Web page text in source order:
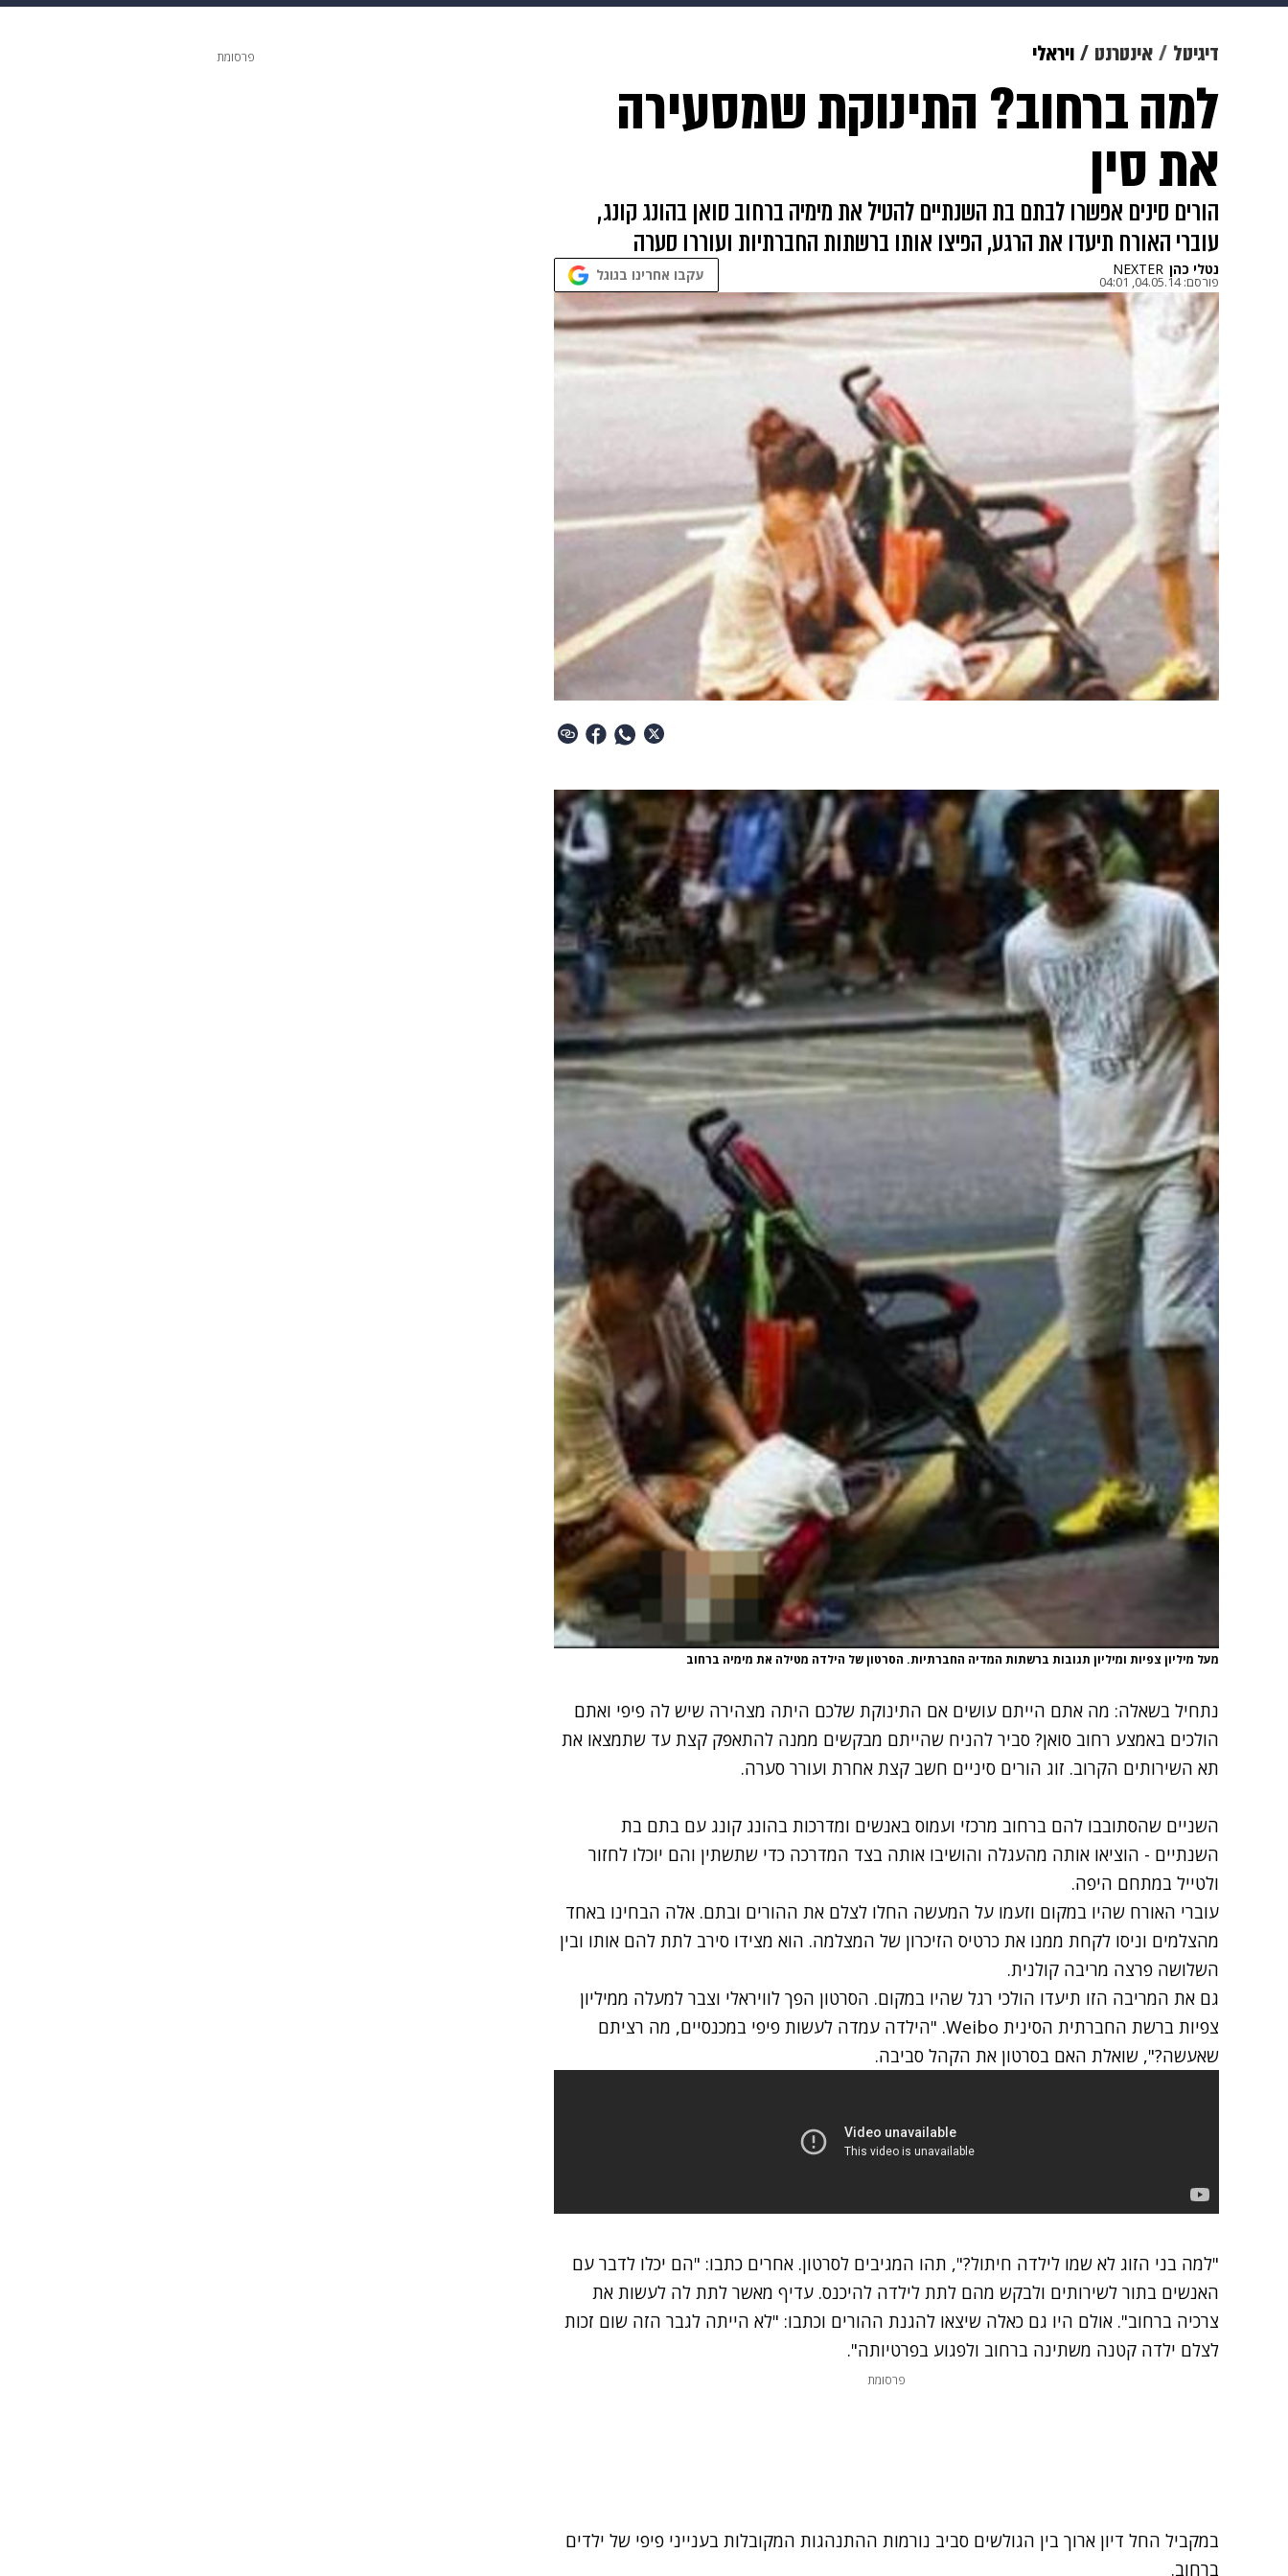
מוזיקה
דיגיטל גאווה משפט תשעה חודשים מתכונים
דיגיטל אינטרנט ויראלי
למה ברחוב? התינוקת שמסעירה
את סין
הורים סינים אפשרו לבתם בת השנתיים להטיל את מימיה ברחוב סואן בהונג קונג,
עוברי האורח תיעדו את הרגע, הפיצו אותו ברשתות החברתיות ועוררו סערה
נטלי כהן NEXTER
פורסם:04.05.14, 04:01 עקבו אחרינו בגוגל
מעל מיליון צפיות ומיליון תגובות ברשתות המדיה החברתיות. הסרטון של הילדה מטילה את מימיה ברחוב
נתחיל בשאלה: מה אתם הייתם עושים אם התינוקת שלכם היתה מצהירה שיש לה פיפי ואתם
הולכים באמצע רחוב סואן? סביר להניח שהייתם מבקשים ממנה להתאפק קצת עד שתמצאו את
תא השירותים הקרוב. זוג הורים סיניים חשב קצת אחרת ועורר סערה.
השניים שהסתובבו להם ברחוב מרכזי ועמוס באנשים ומדרכות בהונג קונג עם בתם בת
השנתיים - הוציאו אותה מהעגלה והושיבו אותה בצד המדרכה כדי שתשתין והם יוכלו לחזור
ולטייל במתחם היפה.
עוברי האורח שהיו במקום וזעמו על המעשה החלו לצלם את ההורים ובתם. אלה הבחינו באחד
מהצלמים וניסו לקחת ממנו את כרטיס הזיכרון של המצלמה. הוא מצידו סירב לתת להם אותו ובין
השלושה פרצה מריבה קולנית.
גם את המריבה הזו תיעדו הולכי רגל שהיו במקום. הסרטון הפך לוויראלי וצבר למעלה ממיליון
צפיות ברשת החברתית הסינית Weibo. "הילדה עמדה לעשות פיפי במכנסיים, מה רציתם
שאעשה?", שואלת האם בסרטון את הקהל סביבה.
"למה בני הזוג לא שמו לילדה חיתול?", תהו המגיבים לסרטון. אחרים כתבו: "הם יכלו לדבר עם
האנשים בתור לשירותים ולבקש מהם לתת לילדה להיכנס. עדיף מאשר לתת לה לעשות את
צרכיה ברחוב". אולם היו גם כאלה שיצאו להגנת ההורים וכתבו: "לא הייתה לגבר הזה שום זכות
לצלם ילדה קטנה משתינה ברחוב ולפגוע בפרטיותה".
פרסומת
במקביל החל דיון ארוך בין הגולשים סביב נורמות ההתנהגות המקובלות בענייני פיפי של ילדים
ברחוב.
פרסומת